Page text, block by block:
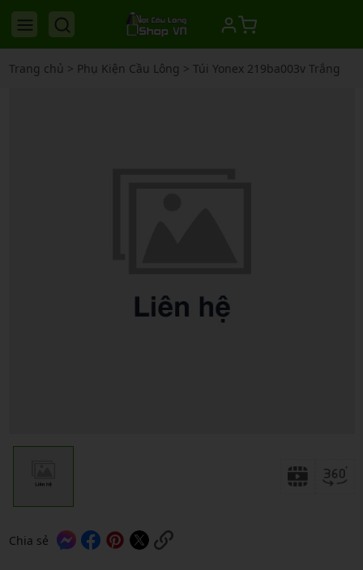
Trang chủ > Phụ Kiện Cầu Lông > Túi Yonex 219ba003v Trắng
Chia sẻ